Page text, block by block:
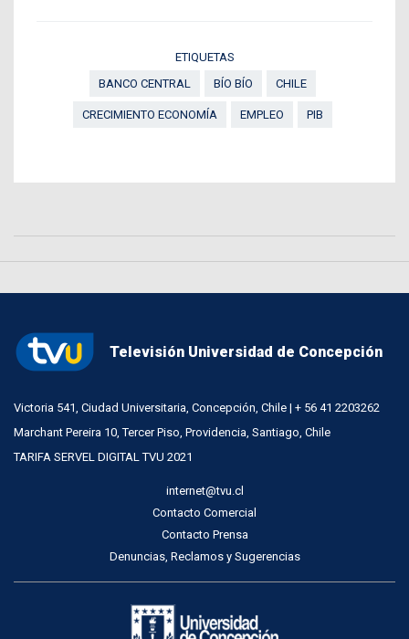
ETIQUETAS
BANCO CENTRAL
BÍO BÍO CHILE
CRECIMIENTO ECONOMÍA EMPLEO PIB
Televisión Universidad de Concepción
Victoria 541, Ciudad Universitaria, Concepción, Chile | + 56 41 2203262
Marchant Pereira 10, Tercer Piso, Providencia, Santiago, Chile
TARIFA SERVEL DIGITAL TVU 2021
internet@tvu.cl
Contacto Comercial
Contacto Prensa
Denuncias, Reclamos y Sugerencias